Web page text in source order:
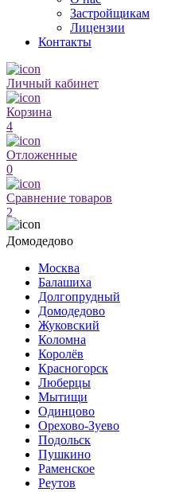
Застройщикам
Лицензии
Контакты
Личный кабинет
Корзина
4
Отложенные
0
Сравнение товаров
2
Домодедово
Москва
Балашиха
Долгопрудный
Домодедово
Жуковский
Коломна
Королёв
Красногорск
Люберцы
Мытищи
Одинцово
Орехово-Зуево
Подольск
Пушкино
Раменское
Реутов